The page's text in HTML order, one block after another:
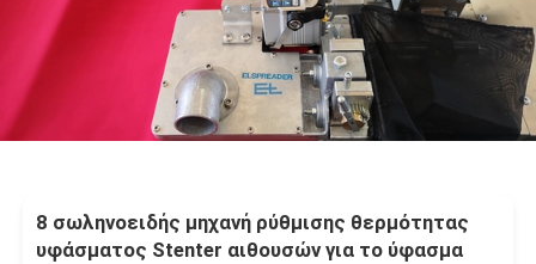
8 σωληνοειδής μηχανή ρύθμισης θερμότητας
υφάσματος Stenter αιθουσών για το ύφασμα